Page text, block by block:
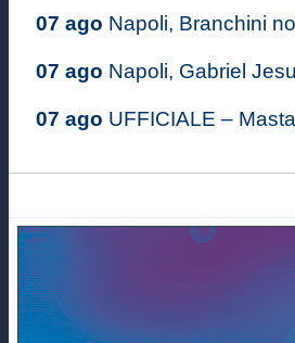
07 ago Napoli, Branchini
07 ago Napoli, Gabriel
07 ago UFFICIALE –